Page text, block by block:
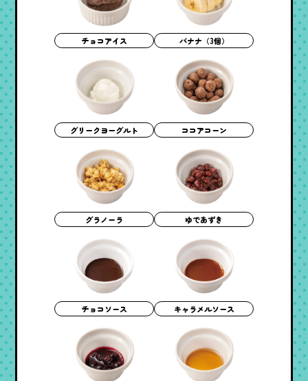
チョコアイス バナナ（3個）
グリークヨーグルト ココアコーン
グラノーラ ゆであずき
チョコソース キャラメルソース